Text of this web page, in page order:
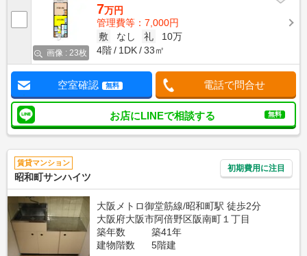
画像 : 23枚
7万円
管理費等：7,000円
敷
なし 礼
10万
4階
1DK 33㎡
空室確認 無料 電話で問合せ
お店にLINEで相談する 無料
賃貸マンション
昭和町サンハイツ
初期費用に注目
大阪メトロ御堂筋線/昭和町駅 徒歩2分
大阪府大阪市阿倍野区阪南町１丁目
築年数
築41年
建物階数
5階建